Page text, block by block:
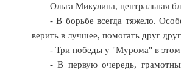
Ольга Микулина, центральная
- В борьбе всегда тяжело.
верить в лучшее, помогать друг
- Три победы у "Мурома" в этом
- В первую очередь,